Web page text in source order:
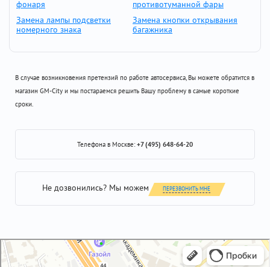
фонаря
противотуманной фары
Замена лампы подсветки
номерного знака
Замена кнопки открывания
багажника
В случае возникновения претензий по работе автосервиса, Вы можете обратится в
магазин GM-City и мы постараемся решить Вашу проблему в самые короткие
сроки.
Телефона в Москве:+7 (495) 648-64-20
Не дозвонились? Мы можем ПЕРЕЗВОНИТЬ МНЕ
GM-City&VAG-Repair
Автосервис, автотехцентр в Москве
Магазин автозапчастей и автотоваров в Москве